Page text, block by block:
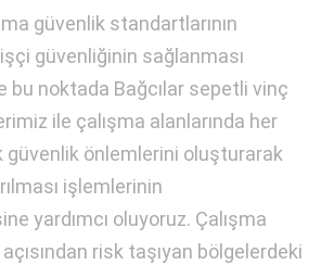
güvenlik standartlarının
güvenliğinin sağlanması
bu noktada Bağcılar sepetli vinç
ile çalışma alanlarında her
güvenlik önlemlerini oluşturarak
işlemlerinin
yardımcı oluyoruz. Çalışma
risk taşıyan bölgelerdeki